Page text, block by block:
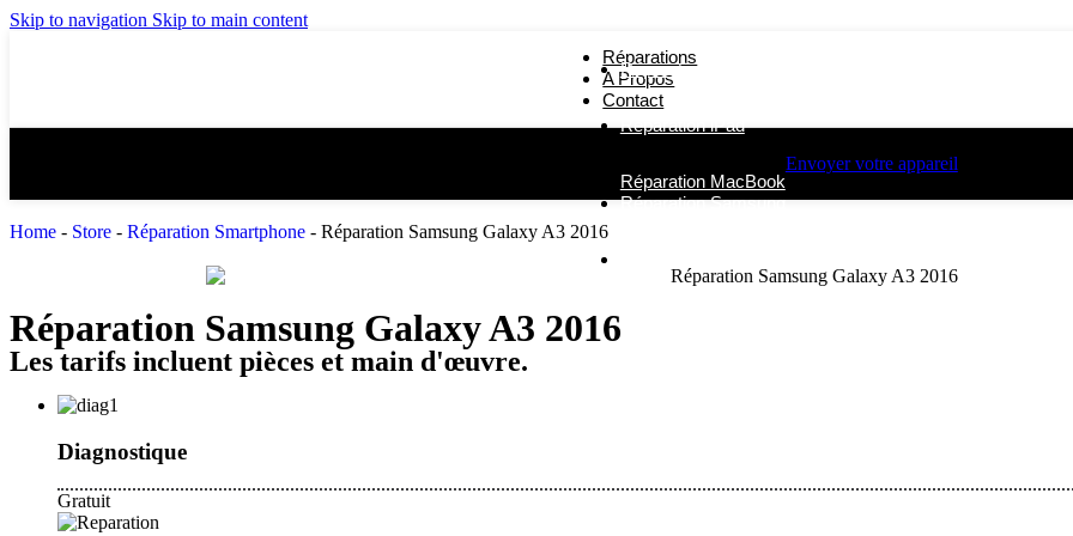
Skip to navigation Skip to main content
Réparations
A Propos
Contact
Réparation iPhone
Réparation iPad
Réparation MacBook
Réparation Samsung
Envoyer votre appareil
Home - Store - Réparation Smartphone - Réparation Samsung Galaxy A3 2016
Réparation Samsung Galaxy A3 2016
Les tarifs incluent pièces et main d'œuvre.
Diagnostique
Gratuit